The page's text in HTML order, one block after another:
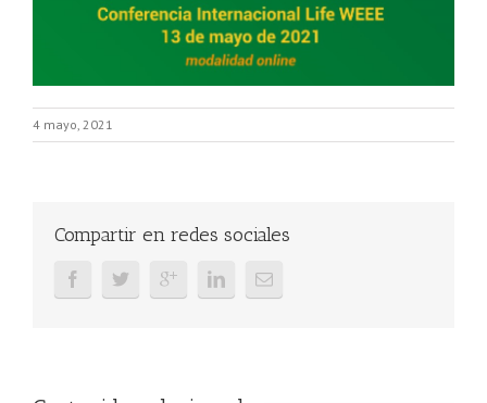
4 mayo, 2021
Compartir en redes sociales